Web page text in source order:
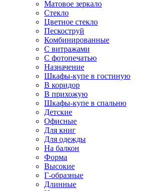
Матовое зеркало
Стекло
Цветное стекло
Пескоструй
Комбинированные
С витражами
С фотопечатью
Назначение
Шкафы-купе в гостиную
В коридор
В прихожую
Шкафы-купе в спальню
Детские
Офисные
Для книг
Для одежды
На балкон
Форма
Высокие
Г-образные
Длинные